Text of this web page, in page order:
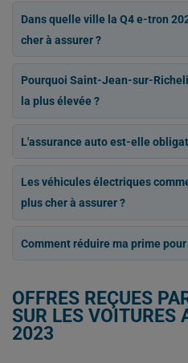
Dans quelle ville la Q4 e-tron
cher à assurer ?
Pourquoi Saint-Jean-sur-
la plus élevée ?
L'assurance auto est-elle
Les véhicules électriques
plus cher à assurer ?
Comment réduire ma prime
OFFRES REÇUES
SUR LES VOITURES
2023